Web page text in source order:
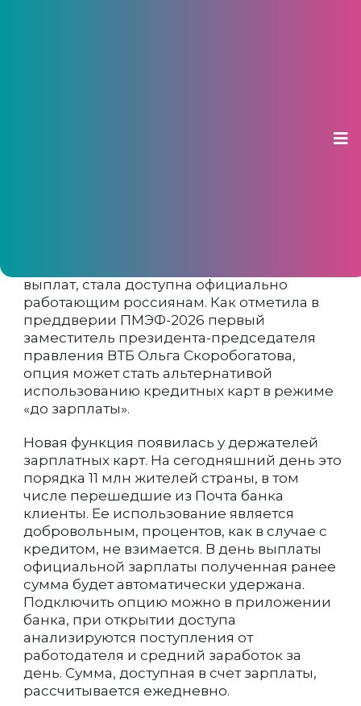
выплат, стала доступна официально
работающим россиянам. Как отметила в
преддверии ПМЭФ-2026 первый
заместитель президента-председателя
правления ВТБ Ольга Скоробогатова,
опция может стать альтернативой
использованию кредитных карт в режиме
«до зарплаты».
Новая функция появилась у держателей
зарплатных карт. На сегодняшний день это
порядка 11 млн жителей страны, в том
числе перешедшие из Почта банка
клиенты. Ее использование является
добровольным, процентов, как в случае с
кредитом, не взимается. В день выплаты
официальной зарплаты полученная ранее
сумма будет автоматически удержана.
Подключить опцию можно в приложении
банка, при открытии доступа
анализируются поступления от
работодателя и средний заработок за
день. Сумма, доступная в счет зарплаты,
рассчитывается ежедневно.